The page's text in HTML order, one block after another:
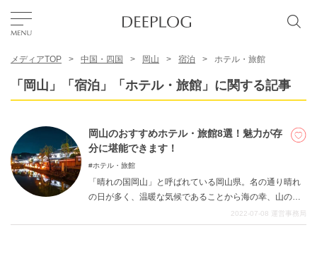
エリア
メディアTOP 中国・四国 岡山 宿泊 ホテル・旅館
「岡山」「宿泊」「ホテル・旅館」に関する記事
岡山のおすすめホテル・旅館8選！魅力が存
分に堪能できます！
ホテル・旅館
「晴れの国岡山」と呼ばれている岡山県。名の通り晴れ
の日が多く、温暖な気候であることから海の幸、山の
幸、果物が美味しいことで有名です。岡山県といえば
「岡山後楽園」や「倉敷美観地区」など歴史深いイメー
2022-07-08 運営事務局